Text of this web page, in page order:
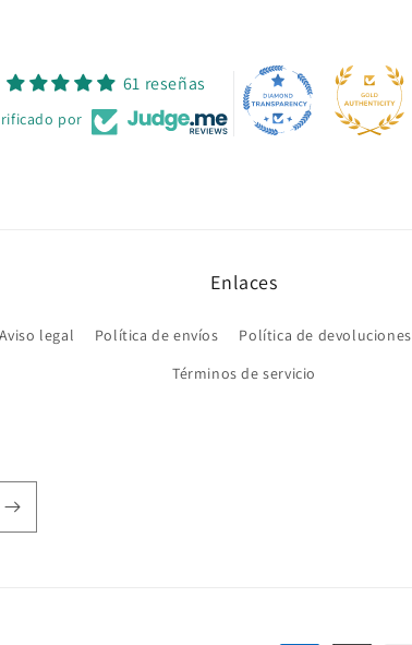
61 reseñas
por
Enlaces
legal Política de envíos Política de devoluciones
Términos de servicio